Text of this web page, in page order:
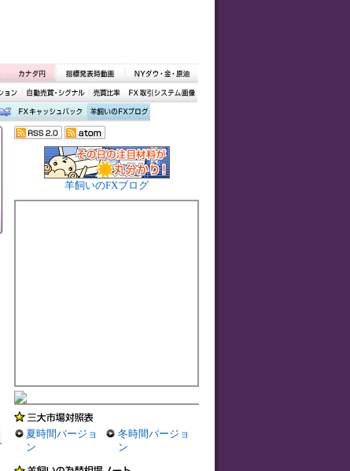
羊飼いのFXブログ
夏時間バージョ
ン
冬時間バージョ
ン